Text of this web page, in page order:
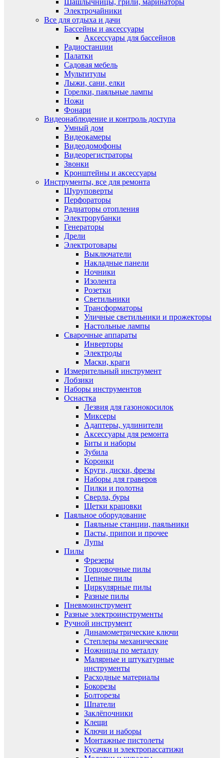
Шашлычницы, грили, маринаторы
Электрочайники
Все для отдыха и дачи
Бассейны и аксессуары
Аксессуары для бассейнов
Радиостанции
Палатки
Садовая мебель
Мультитулы
Лыжи, сани, елки
Горелки, паяльные лампы
Ножи
Фонари
Видеонаблюдение и контроль доступа
Умный дом
Видеокамеры
Видеодомофоны
Видеорегистраторы
Звонки
Кронштейны и аксессуары
Инструменты, все для ремонта
Шуруповерты
Перфораторы
Радиаторы отопления
Электрорубанки
Генераторы
Дрели
Электротовары
Выключатели
Накладные панели
Ночники
Изолента
Розетки
Светильники
Трансформаторы
Уличные светильники и прожекторы
Настольные лампы
Сварочные аппараты
Инверторы
Электроды
Маски, краги
Измерительный инструмент
Лобзики
Наборы инструментов
Оснастка
Лезвия для газонокосилок
Миксеры
Адаптеры, удлинители
Аксессуары для ремонта
Биты и наборы
Зубила
Коронки
Круги, диски, фрезы
Наборы для граверов
Пилки и полотна
Сверла, буры
Щетки крацовки
Паяльное оборудование
Паяльные станции, паяльники
Пасты, припои и прочее
Лупы
Пилы
Фрезеры
Торцовочные пилы
Цепные пилы
Циркулярные пилы
Разные пилы
Пневмоинструмент
Разные электроинструменты
Ручной инструмент
Динамометрические ключи
Степлеры механические
Ножницы по металлу
Малярные и штукатурные
инструменты
Расходные материалы
Бокорезы
Болторезы
Шпатели
Заклёпочники
Клещи
Ключи и наборы
Монтажные пистолеты
Кусачки и электропассатижи